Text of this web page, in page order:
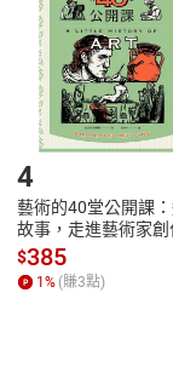
貨。
號，下載書籍
4
藝術的40堂公開課
故事，走進藝術家創
場，看藝術如何誕生
何形塑人類生活【電
書】
$385
1% (賺3點)